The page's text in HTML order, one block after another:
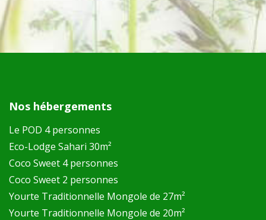
Nos hébergements
Le POD 4 personnes
Eco-Lodge Sahari 30m²
Coco Sweet 4 personnes
Coco Sweet 2 personnes
Yourte Traditionnelle Mongole de 27m²
Yourte Traditionnelle Mongole de 20m²